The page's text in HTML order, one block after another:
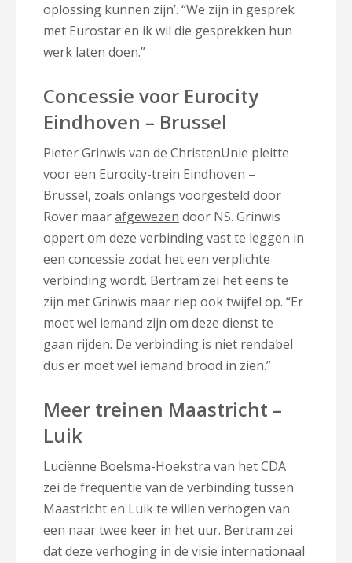
oplossing kunnen zijn’. “We zijn in gesprek
met Eurostar en ik wil die gesprekken hun
werk laten doen.”
Concessie voor Eurocity
Eindhoven – Brussel
Pieter Grinwis van de ChristenUnie pleitte
voor een Eurocity-trein Eindhoven –
Brussel, zoals onlangs voorgesteld door
Rover maarafgewezen door NS. Grinwis
oppert om deze verbinding vast te leggen in
een concessie zodat het een verplichte
verbinding wordt. Bertram zei het eens te
zijn met Grinwis maar riep ook twijfel op. “Er
moet wel iemand zijn om deze dienst te
gaan rijden. De verbinding is niet rendabel
dus er moet wel iemand brood in zien.”
Meer treinen Maastricht –
Luik
Luciënne Boelsma-Hoekstra van het CDA
zei de frequentie van de verbinding tussen
Maastricht en Luik te willen verhogen van
een naar twee keer in het uur. Bertram zei
dat deze verhoging in de visie internationaal